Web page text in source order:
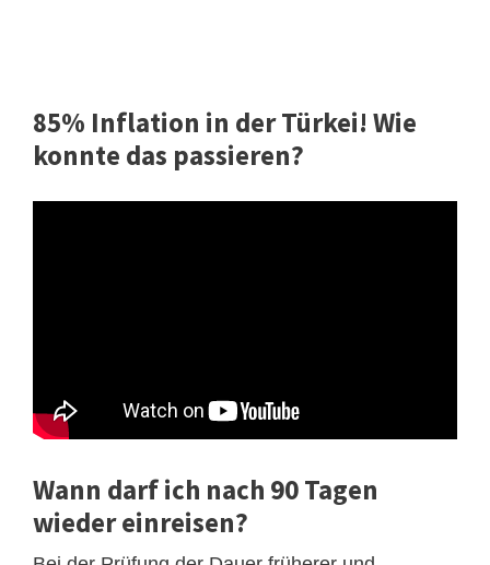
85% Inflation in der Türkei! Wie
konnte das passieren?
Wann darf ich nach 90 Tagen
wieder einreisen?